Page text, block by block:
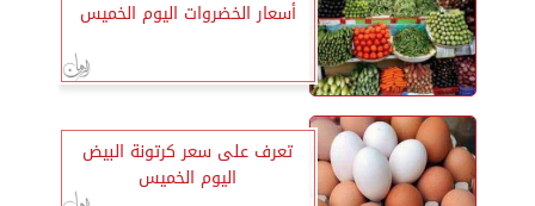
أسعار الخضروات اليوم الخميس
تعرف على سعر كرتونة البيض
اليوم الخميس